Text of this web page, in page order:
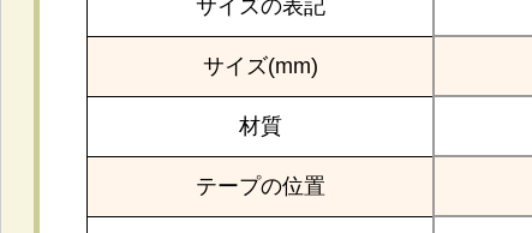
サイズの表記
サイズ(mm)
材質
テープの位置